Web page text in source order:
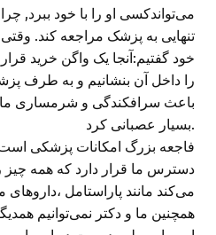
می‌تواندکسی او را با خود ببرد,
تنهایی به پزشک مراجعه کند. وقتی
خود گفتیم:آنجا یک واگن خرید قرار
را داخل آن بنشانیم و به طرف
باعث سرافکندگی و شرمساری
فاجعه بزرگ امکانات پزشکی
دسترس ما قرار دارد که همه چیز
می‌کند مانند پاراستامل
همچنین ما و دکتر نمی‌توانیم